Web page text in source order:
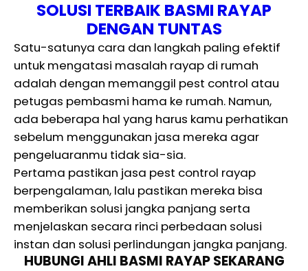
SOLUSI TERBAIK BASMI RAYAP
DENGAN TUNTAS
Satu-satunya cara dan langkah paling efektif
untuk mengatasi masalah rayap di rumah
adalah dengan memanggil pest control atau
petugas pembasmi hama ke rumah. Namun,
ada beberapa hal yang harus kamu perhatikan
sebelum menggunakan jasa mereka agar
pengeluaranmu tidak sia-sia.
Pertama pastikan jasa pest control rayap
berpengalaman, lalu pastikan mereka bisa
memberikan solusi jangka panjang serta
menjelaskan secara rinci perbedaan solusi
instan dan solusi perlindungan jangka panjang.
HUBUNGI AHLI BASMI RAYAP SEKARANG